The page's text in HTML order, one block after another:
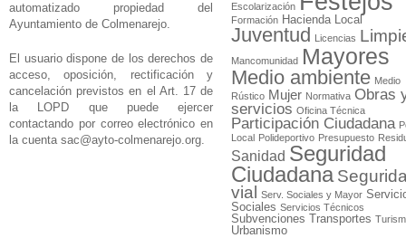
automatizado propiedad del
Ayuntamiento de Colmenarejo.
El usuario dispone de los derechos de
acceso, oposición, rectificación y
cancelación previstos en el Art. 17 de
la LOPD que puede ejercer
contactando por correo electrónico en
la cuenta sac@ayto-colmenarejo.org.
Escolarización
Formación Hacienda Local
Juventud Licencias
Mancomunidad Mayores
Medio ambiente Medio
Rústico Mujer Normativa Obras
servicios Oficina Técnica
Participación Ciudadana
Local Polideportivo Presupuesto
Sanidad Seguridad
Ciudadana
vial
Serv. Sociales y Mayor
Sociales Servicios Técnicos
Subvenciones Transportes
Urbanismo